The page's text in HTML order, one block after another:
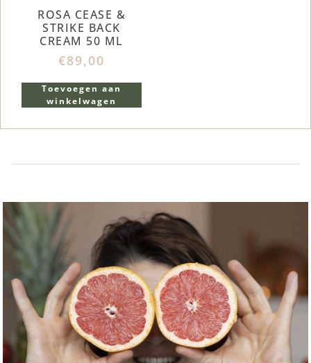
ROSA CEASE &
STRIKE BACK
CREAM 50 ML
€89,00
Toevoegen aan
winkelwagen